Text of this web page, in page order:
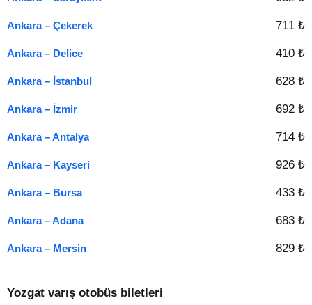
Ankara – Çekerek 711 ₺
Ankara – Delice 410 ₺
Ankara – İstanbul 628 ₺
Ankara – İzmir 692 ₺
Ankara – Antalya 714 ₺
Ankara – Kayseri 926 ₺
Ankara – Bursa 433 ₺
Ankara – Adana 683 ₺
Ankara – Mersin 829 ₺
Yozgat varış otobüs biletleri